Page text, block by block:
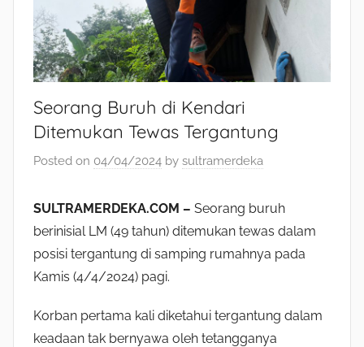
Seorang Buruh di Kendari
Ditemukan Tewas Tergantung
Posted on 04/04/2024 by sultramerdeka
SULTRAMERDEKA.COM – Seorang buruh
berinisial LM (49 tahun) ditemukan tewas dalam
posisi tergantung di samping rumahnya pada
Kamis (4/4/2024) pagi.
Korban pertama kali diketahui tergantung dalam
keadaan tak bernyawa oleh tetangganya